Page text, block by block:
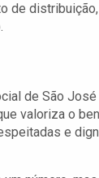
de
de São
valoriza o
e